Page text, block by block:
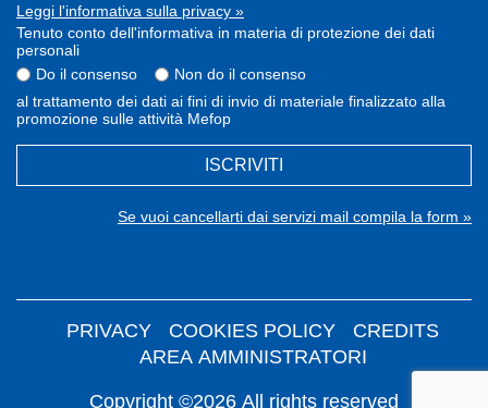
Leggi l'informativa sulla privacy »
Tenuto conto dell'informativa in materia di protezione dei dati
personali
Do il consenso
Non do il consenso
al trattamento dei dati ai fini di invio di materiale finalizzato alla
promozione sulle attività Mefop
ISCRIVITI
Se vuoi cancellarti dai servizi mail compila la form »
Copyright ©2026 All rights reserved
PRIVACY COOKIES POLICY
CREDITS
AREA AMMINISTRATORI